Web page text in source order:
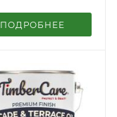
ПОДРОБНЕЕ